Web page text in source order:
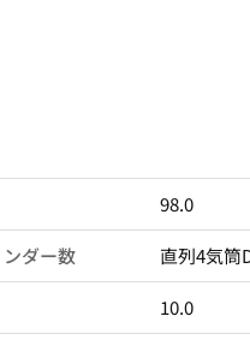
98.0
ダー数 直列4気筒
10.0